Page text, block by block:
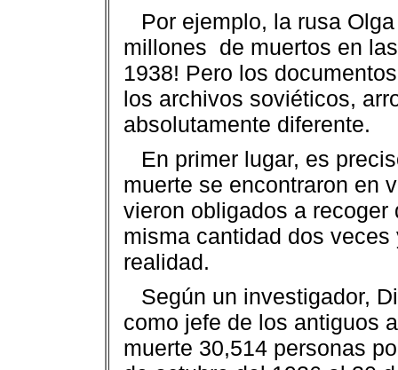
Por ejemplo, la rusa
millones de muertos en
1938! Pero los
los archivos soviéticos,
absolutamente diferente.
En primer lugar, es
muerte se encontraron en
vieron obligados a
misma cantidad dos
realidad.
Según un investigador,
como jefe de los antiguos
muerte 30,514 personas